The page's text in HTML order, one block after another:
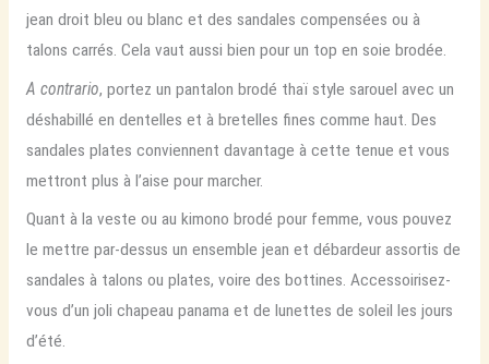
jean droit bleu ou blanc et des sandales compensées ou à
talons carrés. Cela vaut aussi bien pour un top en soie brodée.
A contrario, portez un pantalon brodé thaï style sarouel avec un
déshabillé en dentelles et à bretelles fines comme haut. Des
sandales plates conviennent davantage à cette tenue et vous
mettront plus à l’aise pour marcher.
Quant à la veste ou au kimono brodé pour femme, vous pouvez
le mettre par-dessus un ensemble jean et débardeur assortis de
sandales à talons ou plates, voire des bottines. Accessoirisez-
vous d’un joli chapeau panama et de lunettes de soleil les jours
d’été.